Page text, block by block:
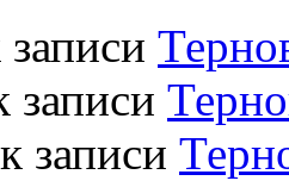
записи
записи